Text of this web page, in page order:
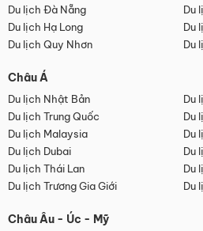
Du lịch Đà Nẵng
Du
Du lịch Hạ Long
Du
Du lịch Quy Nhơn
Du
Châu Á
Du lịch Nhật Bản
Du
Du lịch Trung Quốc
Du
Du lịch Malaysia
Du
Du lịch Dubai
Du
Du lịch Thái Lan
Du
Du lịch Trương Gia Giới
Du
Châu Âu - Úc - Mỹ